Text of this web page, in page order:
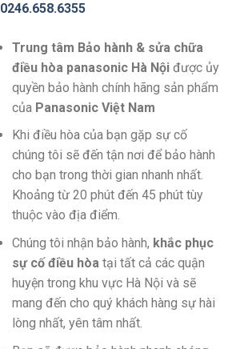
0246.658.6355
Trung tâm Bảo hành & sửa chữa
điều hòa panasonic Hà Nội được ủy
quyền bảo hành chính hãng sản phẩm
của Panasonic Việt Nam
Khi điều hòa của bạn gặp sự cố
chúng tôi sẽ đến tận nơi để bảo hành
cho bạn trong thời gian nhanh nhất.
Khoảng từ 20 phút đến 45 phút tùy
thuộc vào địa điểm.
Chúng tôi nhận bảo hành, khắc phục
sự cố điều hòa tại tất cả các quận
huyện trong khu vực Hà Nội và sẽ
mang đến cho quý khách hàng sự hài
lòng nhất, yên tâm nhất.